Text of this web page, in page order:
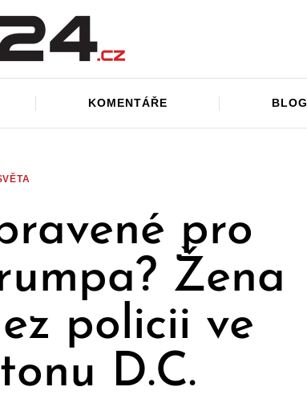
KOMENTÁŘE BLOG
pro
Žena
policii ve
D.C.